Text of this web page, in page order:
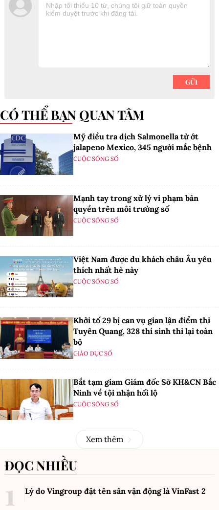
CÓ THỂ BẠN QUAN TÂM
Mỹ điều tra dịch Salmonella từ ớt
jalapeno Mexico, 345 người mắc bệnh
CUỘC SỐNG SỐ
Mạnh tay trong xử lý vi phạm bản
quyền trên môi trường số
CUỘC SỐNG SỐ
Việt Nam được du khách châu Âu yêu
thích nhất hè này
CUỘC SỐNG SỐ
Khởi tố 29 bị can vụ gian lận điểm thi
Tuyên Quang, 328 thí sinh thi lại toàn
bộ
GIÁO DỤC SỐ
Bắt tạm giam Giám đốc Sở KH&CN Bắc
Ninh về tội nhận hối lộ
CUỘC SỐNG SỐ
Xem thêm
ĐỌC NHIỀU
Lý do Vingroup đặt tên sân vận động là VinFast 2